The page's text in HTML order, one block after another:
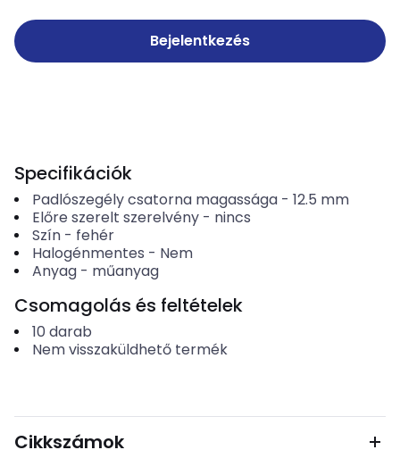
Bejelentkezés
Specifikációk
Padlószegély csatorna magassága- 12.5 mm
Előre szerelt szerelvény- nincs
Szín- fehér
Halogénmentes - Nem
Anyag- műanyag
Csomagolás és feltételek
10 darab
Nem visszaküldhető termék
Cikkszámok